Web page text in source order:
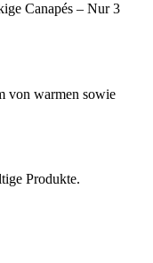
Canapés – Nur 3
von warmen sowie
Produkte.